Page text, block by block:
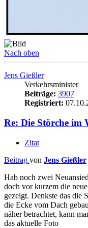
Nach oben
Jens Gießler
Verkehrsminister
Beiträge: 3907
Registriert:
Re: Die Störche im
Zitat
Beitrag von Jens Gießler
Hab noch zwei
doch vor kurzem die
gezeigt. Denkste das die
die Ecke vom Dach
näher betrachtet, kann
das aktuelle Foto